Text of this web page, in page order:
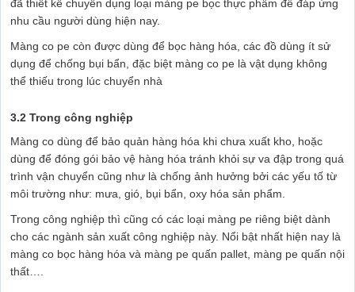
đã thiết kế chuyên dụng loại màng pe bọc thực phẩm để đáp ứng
nhu cầu người dùng hiện nay.
Màng co pe còn được dùng để bọc hàng hóa, các đồ dùng ít sử
dụng để chống bụi bẩn, đặc biệt màng co pe là vật dụng không
thể thiếu trong lúc chuyển nhà
3.2 Trong công nghiệp
Màng co dùng để bảo quản hàng hóa khi chưa xuất kho, hoặc
dùng để đóng gói bảo vệ hàng hóa tránh khỏi sự va đập trong quá
trình vận chuyển cũng như là chống ảnh hưởng bởi các yếu tố từ
môi trường như: mưa, gió, bụi bẩn, oxy hóa sản phẩm.
Trong công nghiệp thì cũng có các loại màng pe riêng biệt dành
cho các ngành sản xuất công nghiệp này. Nổi bật nhất hiện nay là
màng co bọc hàng hóa và màng pe quấn pallet, màng pe quấn nội
thất….